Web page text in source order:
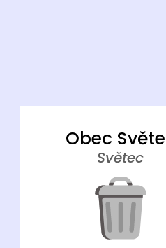
Obec
Světec